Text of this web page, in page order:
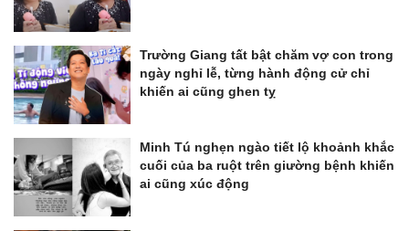
Trường Giang tất bật chăm vợ con trong
ngày nghỉ lễ, từng hành động cử chỉ
khiến ai cũng ghen tỵ
Minh Tú nghẹn ngào tiết lộ khoảnh khắc
cuối của ba ruột trên giường bệnh khiến
ai cũng xúc động